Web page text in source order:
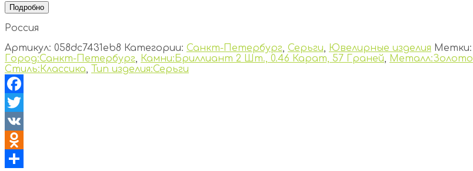
Подробно
Россия
Артикул: 058dc7431eb8 Категории: Санкт-Петербург, Серьги, Ювелирные изделия Метки:
Город:Санкт-Петербург, Камни:Бриллиант 2 Шт., 0.46 Карат, 57 Граней, Металл:Золото
Стиль:Классика, Тип изделия:Серьги
Facebook
Twitter
VK
Odnoklassniki